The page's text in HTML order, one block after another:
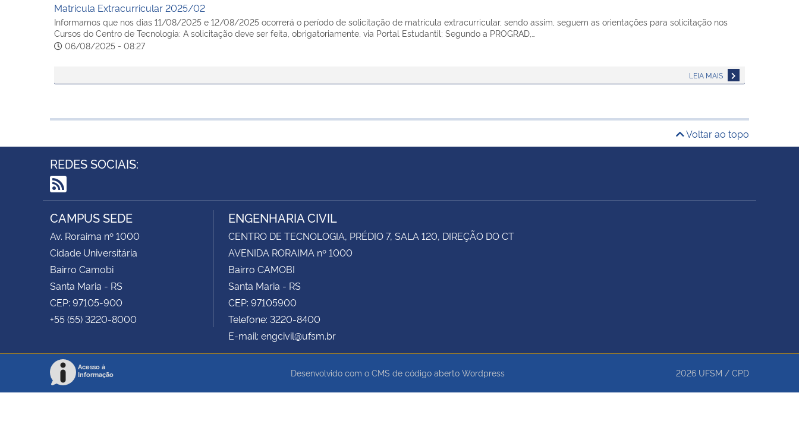
Matricula Extracurricular 2025/02
Informamos que nos dias 11/08/2025 e 12/08/2025 ocorrerá o período de solicitação de matrícula extracurricular, sendo assim, seguem as orientações para solicitação nos
Cursos do Centro de Tecnologia: A solicitação deve ser feita, obrigatoriamente, via Portal Estudantil; Segundo a PROGRAD,…
06/08/2025 - 08:27
LEIA MAIS
Voltar ao topo
REDES SOCIAIS:
RSS
CAMPUS SEDE
Av. Roraima nº 1000
Cidade Universitária
Bairro Camobi
Santa Maria - RS
CEP: 97105-900
+55 (55) 3220-8000
ENGENHARIA CIVIL
CENTRO DE TECNOLOGIA, PRÉDIO 7, SALA 120, DIREÇÃO DO CT
AVENIDA RORAIMA nº 1000
Bairro CAMOBI
Santa Maria - RS
CEP: 97105900
Telefone: 3220-8400
E-mail: engcivil@ufsm.br
Acesso à
Informação
Desenvolvido com o CMS de código aberto Wordpress 2026 UFSM / CPD